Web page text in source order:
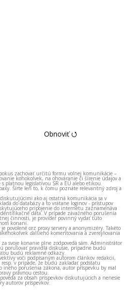
Obnoviť ⭯
zachovať určitú formu voľnej komunikácie –
kohokoľvek, na ohováranie či šírenie údajov a
platnou legislatívou SR a EÚ alebo etikou.
Šírte len to, k čomu poznáte relevantný zdroj a
ako aj ostatná komunikácia sa v
do databázy a to vrátane loginov - prístupov
pripojenie do internetu zaznamenáva
dáta. V prípade závažného porušenia
činnosti, je provider povinný vydať túto
konaní.
povolené cez proxy servery a anonymizéry. Takéto
ďalšieho komentovania a zverejňovania
svoje konanie plne zodpovedá sám. Administrátor
porušovať pravidlá diskusie, prípadne budú
budú reklamné odkazy.
voči podpísaným autorom článkov redakcii,
v prípade, že budú zakladať podstatu
iného porušenia zákona, autor príspevku by mal
právnou cestou.
za obsah príspevkov diskutujúcich a nenesie
autorov príspevkov.